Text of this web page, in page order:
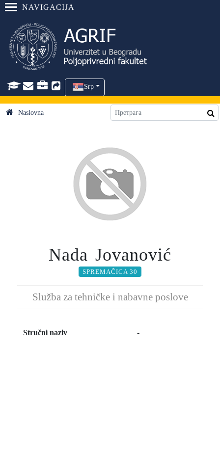
NAVIGACIJA
Srp
Naslovna
Nada Jovanović
SPREMAČICA 30
Služba za tehničke i nabavne poslove
Stručni naziv -